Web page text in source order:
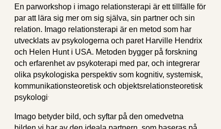
En parworkshop i imago relationsterapi är ett tillfälle för
par att lära sig mer om sig själva, sin partner och sin
relation. Imago relationsterapi är en metod som har
utvecklats av psykologerna och paret Harville Hendrix
och Helen Hunt i USA. Metoden bygger på forskning
och erfarenhet av psykoterapi med par, och integrerar
olika psykologiska perspektiv som kognitiv, systemisk,
kommunikationsteoretisk och objektsrelationsteoretisk
psykologi
Imago betyder bild, och syftar på den omedvetna